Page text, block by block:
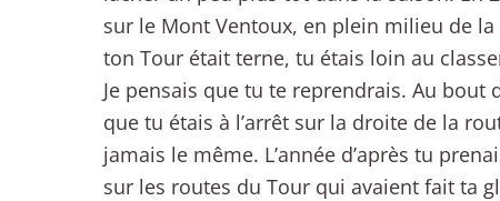
sur le Mont Ventoux, en plein milieu de
ton Tour était terne, tu étais loin au
Je pensais que tu te reprendrais. Au bout
que tu étais à l’arrêt sur la droite de la
jamais le même. L’année d’après tu
sur les routes du Tour qui avaient fait ta